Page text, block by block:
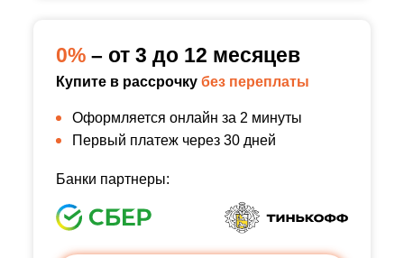
0% – от 3 до 12 месяцев
Купите в рассрочку без переплаты
Оформляется онлайн за 2 минуты
Первый платеж через 30 дней
Банки партнеры: